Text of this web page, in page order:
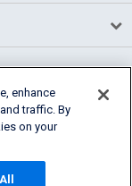
enhance
traffic. By
on your